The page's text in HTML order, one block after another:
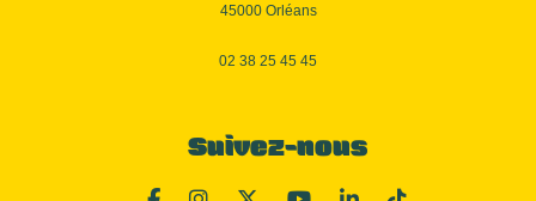
45000 Orléans
02 38 25 45 45
Suivez-nous